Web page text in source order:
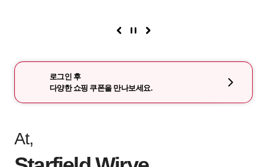
로그인 후
다양한 쇼핑 쿠폰을 만나보세요.
At,